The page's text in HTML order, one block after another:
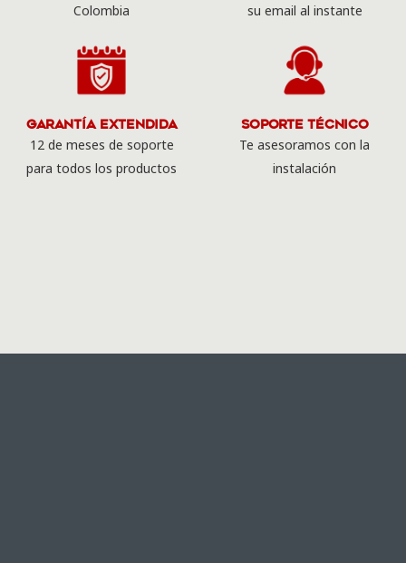
Colombia
su email al instante
Garantía Extendida
12 de meses de soporte
para todos los productos
Soporte Técnico
Te asesoramos con la
instalación